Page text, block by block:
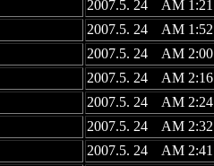
2007.5. 24 AM 1:21
2007.5. 24 AM 1:52
2007.5. 24 AM 2:00
2007.5. 24 AM 2:16
2007.5. 24 AM 2:24
2007.5. 24 AM 2:32
2007.5. 24 AM 2:41